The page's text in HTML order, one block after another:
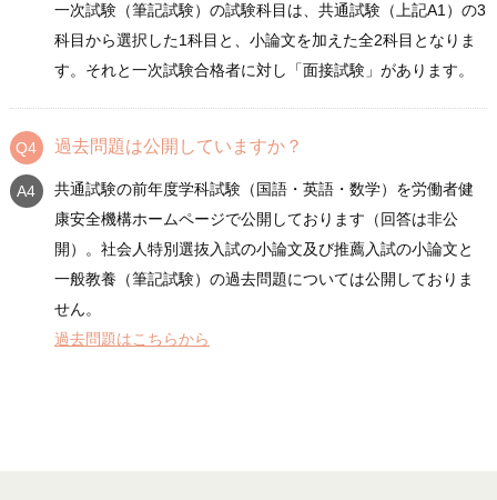
一次試験（筆記試験）の試験科目は、共通試験（上記A1）の3
科目から選択した1科目と、小論文を加えた全2科目となりま
す。それと一次試験合格者に対し「面接試験」があります。
過去問題は公開していますか？
共通試験の前年度学科試験（国語・英語・数学）を労働者健
康安全機構ホームページで公開しております（回答は非公
開）。社会人特別選抜入試の小論文及び推薦入試の小論文と
一般教養（筆記試験）の過去問題については公開しておりま
せん。
過去問題はこちらから